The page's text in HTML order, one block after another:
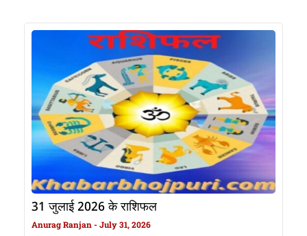
31 जुलाई 2026 के राशिफल
Anurag Ranjan July 31, 2026